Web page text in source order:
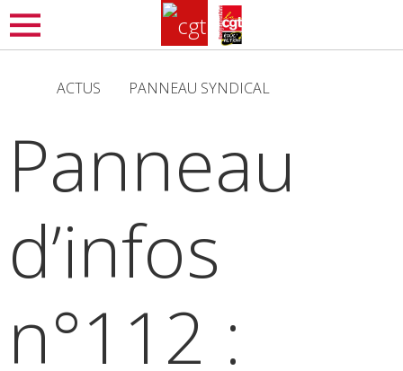
Aller
au
principalACTUS PANNEAU SYNDICAL
Panneau
d’infos
n°112 :